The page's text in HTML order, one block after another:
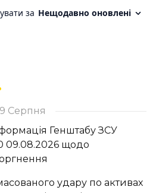
9 Серпня
Генштабу ЗСУ
09.08.2026 щодо
удару по активах